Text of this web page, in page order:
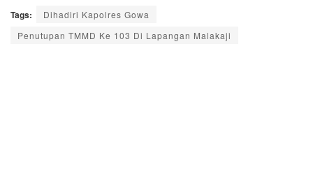
Tags:
Dihadiri Kapolres Gowa
Penutupan TMMD Ke 103 Di Lapangan Malakaji